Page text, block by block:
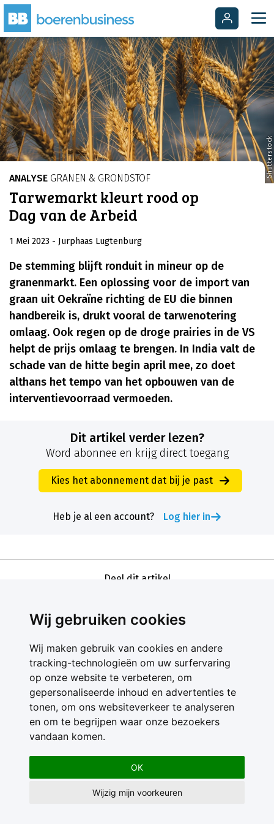
Wij gebruiken cookies
Wij maken gebruik van cookies en andere
tracking-technologieën om uw surfervaring
op onze website te verbeteren, om
gepersonaliseerde inhoud en advertenties te
tonen, om ons websiteverkeer te analyseren
en om te begrijpen waar onze bezoekers
vandaan komen.
OK
Wijzig mijn voorkeuren
Shutterstock
ANALYSE GRANEN & GRONDSTOF
Tarwemarkt kleurt rood op
Dag van de Arbeid
1 Mei 2023 - Jurphaas Lugtenburg
De stemming blijft ronduit in mineur op de
granenmarkt. Een oplossing voor de import van
graan uit Oekraïne richting de EU die binnen
handbereik is, drukt vooral de tarwenotering
omlaag. Ook regen op de droge prairies in de VS
helpt de prijs omlaag te brengen. In India valt de
schade van de hitte begin april mee, zo doet
althans het tempo van het opbouwen van de
interventievoorraad vermoeden.
Dit artikel verder lezen?
Word abonnee en krijg direct toegang
Kies het abonnement dat bij je past
Heb je al een account? Log hier in
Deel dit artikel
Contact
Feedback
Nieuwsbrief
Adverteren
Gebruikersvoorwaarden
Privacy Statement